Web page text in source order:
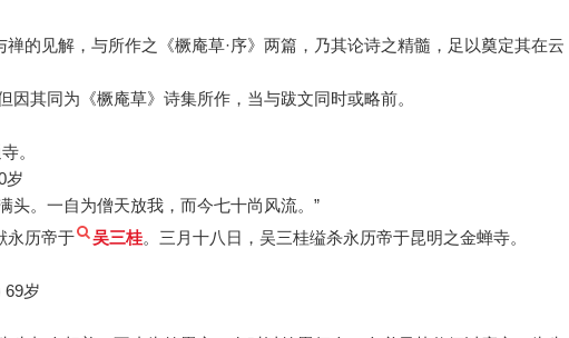
的见解，与所作之《橛庵草·序》两篇，乃其论诗之精髓，足以奠定其在云
因其同为《橛庵草》诗集所作，当与跋文同时或略前。
。
岁
头。一自为僧天放我，而今七十尚风流。”
永历帝于
吴三桂。三月十八日，吴三桂缢杀永历帝于昆明之金蝉寺。
69岁